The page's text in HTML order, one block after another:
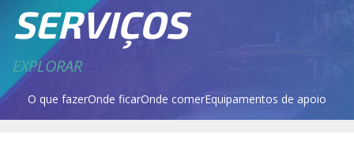
SERVIÇOS
EXPLORAR
O que fazerOnde ficarOnde comerEquipamentos de apoio